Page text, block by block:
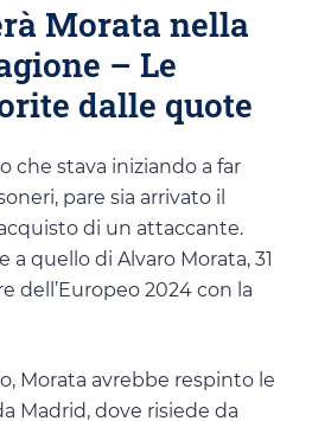
Morata nella
– Le
dalle quote
che stava iniziando a far
pare sia arrivato il
di un attaccante.
a quello di Alvaro Morata, 31
dell’Europeo 2024 con la
Morata avrebbe respinto le
Madrid, dove risiede da